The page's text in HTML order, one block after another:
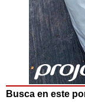
Busca en este